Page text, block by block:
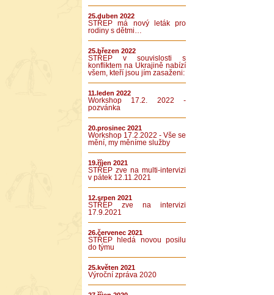
25.duben 2022
STŘEP má nový leták pro
rodiny s dětmi…
25.březen 2022
STŘEP v souvislosti s
konfliktem na Ukrajině nabízí
všem, kteří jsou jím zasaženi:
11.leden 2022
Workshop 17.2. 2022 -
pozvánka
20.prosinec 2021
Workshop 17.2.2022 - Vše se
mění, my měníme služby
19.říjen 2021
STŘEP zve na multi-intervizi
v pátek 12.11.2021
12.srpen 2021
STŘEP zve na intervizi
17.9.2021
26.červenec 2021
STŘEP hledá novou posilu
do týmu
25.květen 2021
Výroční zpráva 2020